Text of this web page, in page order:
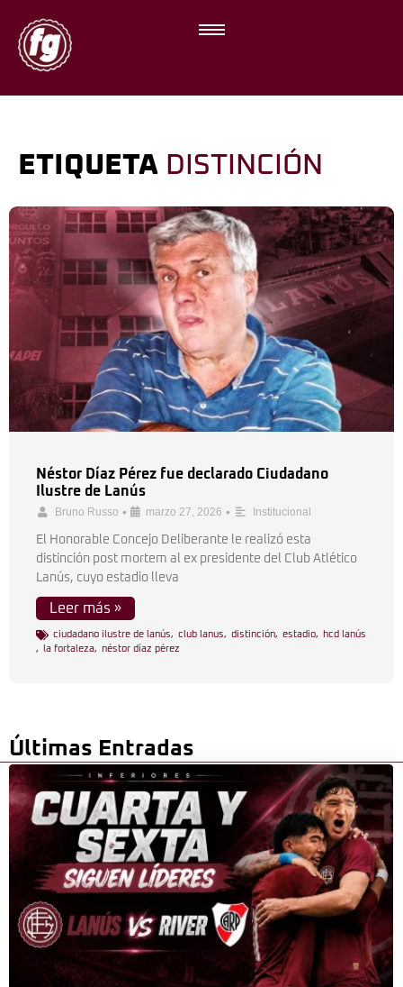
ETIQUETA DISTINCIÓN
Néstor Díaz Pérez fue declarado Ciudadano
Ilustre de Lanús
Bruno Russo • marzo 27, 2026 • Institucional
El Honorable Concejo Deliberante le realizó esta
distinción post mortem al ex presidente del Club Atlético
Lanús, cuyo estadio lleva
Leer más »
ciudadano ilustre de lanús, club lanus, distinción, estadio,
hcd lanús
,
la fortaleza, néstor díaz pérez
Últimas Entradas